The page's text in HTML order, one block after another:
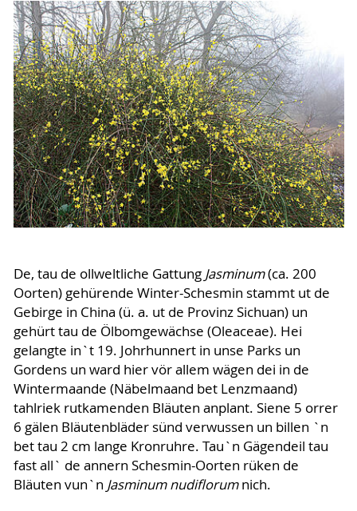
De, tau de ollweltliche Gattung Jasminum(ca. 200
Oorten) gehürende Winter-Schesmin stammt ut de
Gebirge in China (ü. a. ut de Provinz Sichuan) un
gehürt tau de Ölbomgewächse (Oleaceae). Hei
gelangte in`t 19. Johrhunnert in unse Parks un
Gordens un ward hier vör allem wägen dei in de
Wintermaande (Näbelmaand bet Lenzmaand)
tahlriek rutkamenden Bläuten anplant. Siene 5 orrer
6 gälen Bläutenbläder sünd verwussen un billen `n
bet tau 2 cm lange Kronruhre. Tau`n Gägendeil tau
fast all` de annern Schesmin-Oorten rüken de
Bläuten vun`n Jasminum nudiflorumnich.